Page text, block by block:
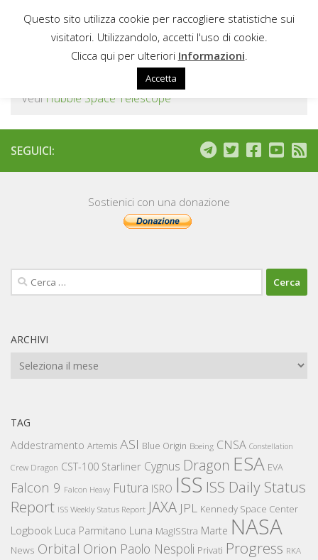
Sotto il contenuto
HUBBLE
VediHubble Space Telescope
SEGUICI:
Sostienici con una donazione
Ricerca
per:
ARCHIVI
Archivi
TAG
Addestramento Artemis ASI Blue Origin Boeing CNSA Constellation
Crew Dragon CST-100 Starliner Cygnus Dragon ESA EVA
Falcon 9 Falcon Heavy Futura ISRO ISS ISS Daily Status
Report ISS Weekly Status Report JAXA JPL Kennedy Space Center
Logbook Luca Parmitano Luna MagISStra Marte NASA
News Orbital Orion Paolo Nespoli Privati Progress RKA
Questo sito utilizza cookie per raccogliere statistiche sui
visitatori. Utilizzandolo, accetti l'uso di cookie.
Clicca qui per ulteriori Informazioni
Accetta